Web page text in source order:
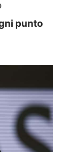
punto